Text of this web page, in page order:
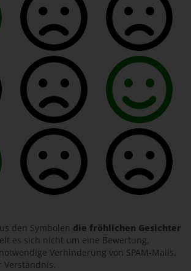
den Symbolen die fröhlichen Gesichter
es sich nicht um eine Bewertung,
Verhinderung von SPAM-Mails.